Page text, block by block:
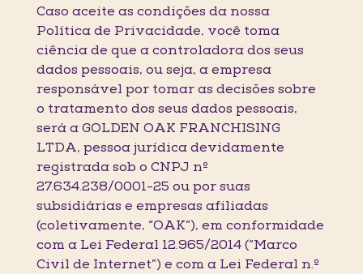
Caso aceite as condições da nossa
Política de Privacidade, você toma
ciência de que a controladora dos seus
dados pessoais, ou seja, a empresa
responsável por tomar as decisões sobre
o tratamento dos seus dados pessoais,
será a GOLDEN OAK FRANCHISING
LTDA, pessoa jurídica devidamente
registrada sob o CNPJ nº
27.634.238/0001-25 ou por suas
subsidiárias e empresas afiliadas
(coletivamente, “OAK”), em conformidade
com a Lei Federal 12.965/2014 (“Marco
Civil de Internet”) e com a Lei Federal n.º